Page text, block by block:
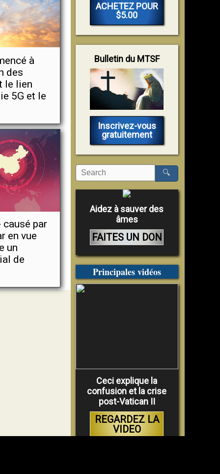
à
des
le lien
5G et le
causé par
en vue
un
de
ACHETEZ POUR
$5.00
Bulletin du MTSF
Inscrivez-vous
gratuitement
🔍
Aidez à sauver des
âmes
FAITES UN DON
Principales vidéos
Ceci explique la
confusion et la crise
post-Vatican II
REGARDEZ LA
VIDEO